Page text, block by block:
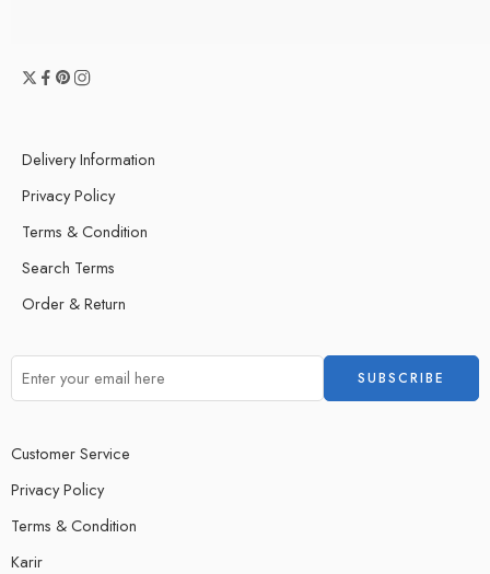
Delivery Information
Privacy Policy
Terms & Condition
Search Terms
Order & Return
Customer Service
Privacy Policy
Terms & Condition
Karir